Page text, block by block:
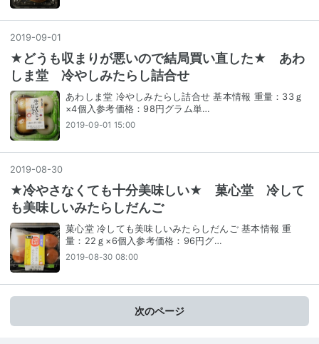
2019-09-01
★どうも収まりが悪いので結局買い直した★ あわ
しま堂 冷やしみたらし詰合せ
あわしま堂 冷やしみたらし詰合せ 基本情報 重量：33ｇ
×4個入参考価格：98円グラム単…
2019-09-01 15:00
2019-08-30
★冷やさなくても十分美味しい★ 菓心堂 冷して
も美味しいみたらしだんご
菓心堂 冷しても美味しいみたらしだんご 基本情報 重
量：22ｇ×6個入参考価格：96円グ…
2019-08-30 08:00
次のページ